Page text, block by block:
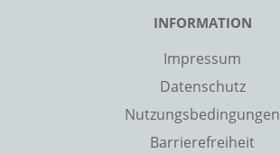
INFORMATION
Impressum
Datenschutz
Nutzungsbedingungen
Barrierefreiheit